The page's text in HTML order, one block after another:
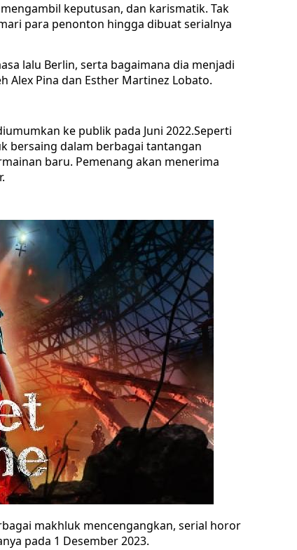
keputusan, dan karismatik. Tak
para penonton hingga dibuat serialnya
lalu Berlin, serta bagaimana dia menjadi
Alex Pina dan Esther Martinez Lobato.
ke publik pada Juni 2022.Seperti
bersaing dalam berbagai tantangan
baru. Pemenang akan menerima
makhluk mencengangkan, serial horor
pada 1 Desember 2023.